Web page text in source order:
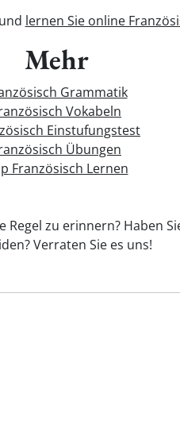
lernen Sie online
Mehr
Grammatik
Vokabeln
Einstufungstest
Übungen
Französisch Lernen
zu erinnern? Haben
Verraten Sie es uns!